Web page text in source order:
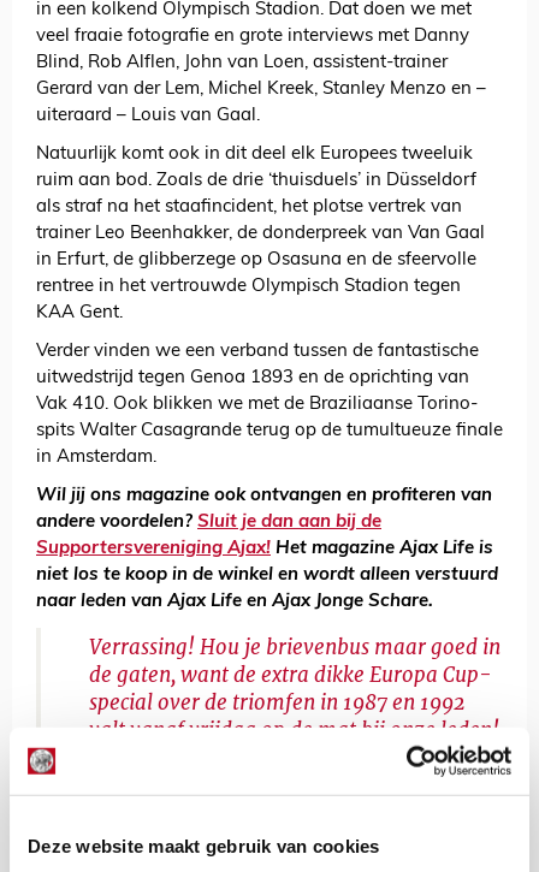
Deze website maakt gebruik van cookies
in een kolkend Olympisch Stadion. Dat doen we met
veel fraaie fotografie en grote interviews met Danny
Blind, Rob Alflen, John van Loen, assistent-trainer
Gerard van der Lem, Michel Kreek, Stanley Menzo en –
uiteraard – Louis van Gaal.
Natuurlijk komt ook in dit deel elk Europees tweeluik
ruim aan bod. Zoals de drie ‘thuisduels’ in Düsseldorf
als straf na het staafincident, het plotse vertrek van
trainer Leo Beenhakker, de donderpreek van Van Gaal
in Erfurt, de glibberzege op Osasuna en de sfeervolle
rentree in het vertrouwde Olympisch Stadion tegen
KAA Gent.
Verder vinden we een verband tussen de fantastische
uitwedstrijd tegen Genoa 1893 en de oprichting van
Vak 410. Ook blikken we met de Braziliaanse Torino-
spits Walter Casagrande terug op de tumultueuze finale
in Amsterdam.
Wil jij ons magazine ook ontvangen en profiteren van
andere voordelen? Sluit je dan aan bij de
Supportersvereniging Ajax! Het magazine Ajax Life is
niet los te koop in de winkel en wordt alleen verstuurd
naar leden van Ajax Life en Ajax Jonge Schare.
Verrassing! Hou je brievenbus maar goed in
de gaten, want de extra dikke Europa Cup-
special over de triomfen in 1987 en 1992
valt vanaf vrijdag op de mat bij onze leden!
pic.twitter.com/e3XnRvuwty
— Ajax Life (@ajaxlife)May 12, 2022
Sander Zeldenrijk